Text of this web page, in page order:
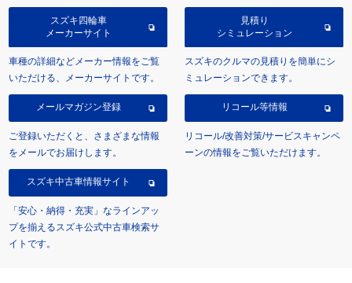
スズキ四輪車
メーカーサイト
車種の詳細などメーカー情報をご覧
いただける、メーカーサイトです。
見積り
シミュレーション
スズキのクルマの見積りを簡単にシ
ミュレーションできます。
メールマガジン登録
ご登録いただくと、さまざまな情報
をメールでお届けします。
リコール等情報
リコール/改善対策/サービスキャンペ
ーンの情報をご覧いただけます。
スズキ中古車情報サイト
「安心・納得・充実」なラインアッ
プを揃えるスズキ公式中古車検索サ
イトです。